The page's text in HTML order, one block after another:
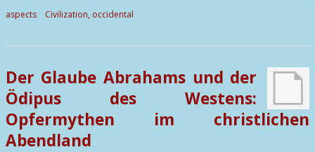
aspects
Civilization, occidental
Der Glaube Abrahams und der
Ödipus des Westens:
Opfermythen im christlichen
Abendland